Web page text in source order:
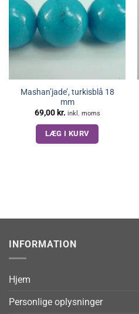
Mashan’jade’, turkisblå 18
mm
69,00 kr. inkl. moms
LÆG I KURV
INFORMATION
Hjem
Personlige oplysninger